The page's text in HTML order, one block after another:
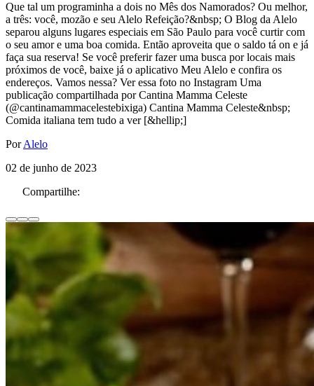
Que tal um programinha a dois no Mês dos Namorados? Ou melhor,
a três: você, mozão e seu Alelo Refeição?&nbsp; O Blog da Alelo
separou alguns lugares especiais em São Paulo para você curtir com
o seu amor e uma boa comida. Então aproveita que o saldo tá on e já
faça sua reserva! Se você preferir fazer uma busca por locais mais
próximos de você, baixe já o aplicativo Meu Alelo e confira os
endereços. Vamos nessa? Ver essa foto no Instagram Uma
publicação compartilhada por Cantina Mamma Celeste
(@cantinamammacelestebixiga) Cantina Mamma Celeste&nbsp;
Comida italiana tem tudo a ver [&hellip;]
PorAlelo
02 de junho de 2023
Compartilhe: